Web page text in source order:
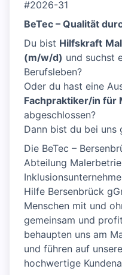
#2026-31
BeTec – Qualität
Du bist Hilfskraft
(m/w/d) und suchst
Berufsleben?
Oder du hast eine
Fachpraktiker/in für
abgeschlossen?
Dann bist du bei uns
Die BeTec –
Abteilung
Hilfe Bersenbrück
Menschen mit und
gemeinsam und
behaupten uns am
und führen auf
hochwertige